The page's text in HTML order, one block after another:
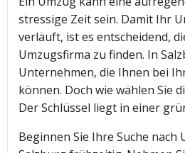
stressige Zeit sein. Damit Ihr
verläuft, ist es entscheidend,
Umzugsfirma zu finden. In
Unternehmen, die Ihnen bei
können. Doch wie wählen Sie
Der Schlüssel liegt in einer
Beginnen Sie Ihre Suche nach